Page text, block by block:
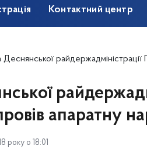
Контактний центр
райдержадміністрації Геннадій Заболотний провів апаратну нараду
апаратну
року о 18:01